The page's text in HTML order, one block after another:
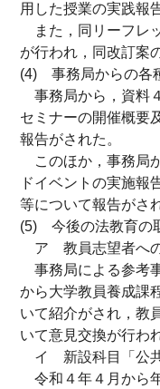
用した授業の実践報
また，同リーフレ
が行われ，同改訂案
(4) 事務局からの各
事務局から，資料
セミナーの開催概要
報告がされた。
このほか，事務局
ドイベントの実施報
等について報告がさ
(5) 今後の法教育の
ア 教員志望者へ
事務局による参考
から大学教員養成課
いて紹介がされ，教
いて意見交換が行わ
イ 新設科目「公
令和４年４月から